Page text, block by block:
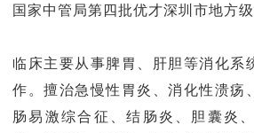
国家中管局第四批优才深圳市地方
临床主要从事脾胃、肝胆等消化系
作。擅治急慢性胃炎、消化性溃疡
肠易激综合征、结肠炎、胆囊炎